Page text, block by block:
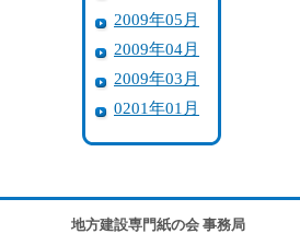
2009年05月
2009年04月
2009年03月
0201年01月
地方建設専門紙の会 事務局